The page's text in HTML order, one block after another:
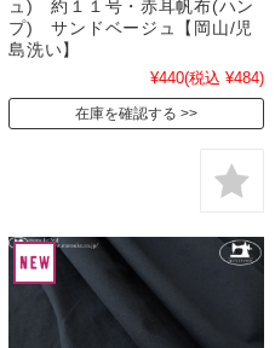
ュ) 約１１号・赤耳帆布(ハン
プ) サンドベージュ【岡山/児
島洗い】
¥440(税込 ¥484)
在庫を確認する